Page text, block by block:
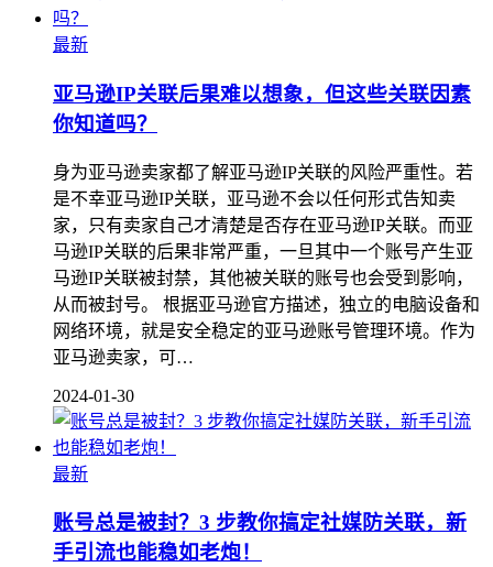
最新
亚马逊IP关联后果难以想象，但这些关联因素
你知道吗？
身为亚马逊卖家都了解亚马逊IP关联的风险严重性。若
是不幸亚马逊IP关联，亚马逊不会以任何形式告知卖
家，只有卖家自己才清楚是否存在亚马逊IP关联。而亚
马逊IP关联的后果非常严重，一旦其中一个账号产生亚
马逊IP关联被封禁，其他被关联的账号也会受到影响，
从而被封号。 根据亚马逊官方描述，独立的电脑设备和
网络环境，就是安全稳定的亚马逊账号管理环境。作为
亚马逊卖家，可…
2024-01-30
最新
账号总是被封？3 步教你搞定社媒防关联，新
手引流也能稳如老炮！